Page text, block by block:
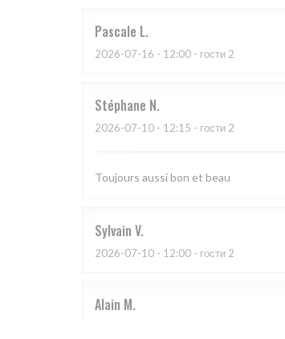
Pascale L
2026-07-16 - 12:00 - гости 2
Stéphane N
2026-07-10 - 12:15 - гости 2
Toujours aussi bon et beau
Sylvain V
2026-07-10 - 12:00 - гости 2
Alain M